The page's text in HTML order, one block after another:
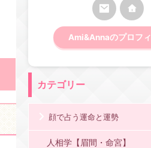
Ami&Annaのプロフ
カテゴリー
顔で占う運命と運勢
人相学【眉間・命宮】